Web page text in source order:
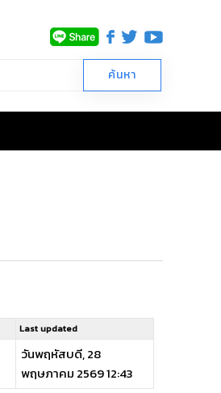
Last updated
วันพฤหัสบดี, 28
พฤษภาคม 2569 12:43